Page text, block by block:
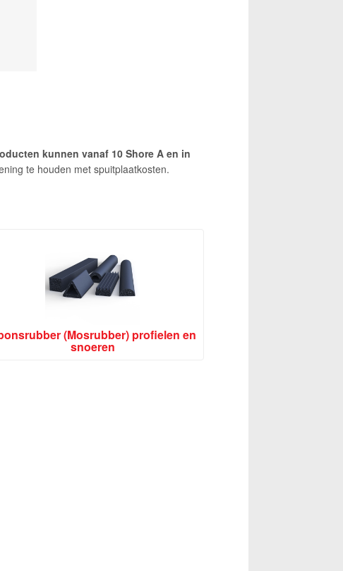
kunnen vanaf 10 Shore A en in
te houden met spuitplaatkosten.
(Mosrubber) profielen en
snoeren